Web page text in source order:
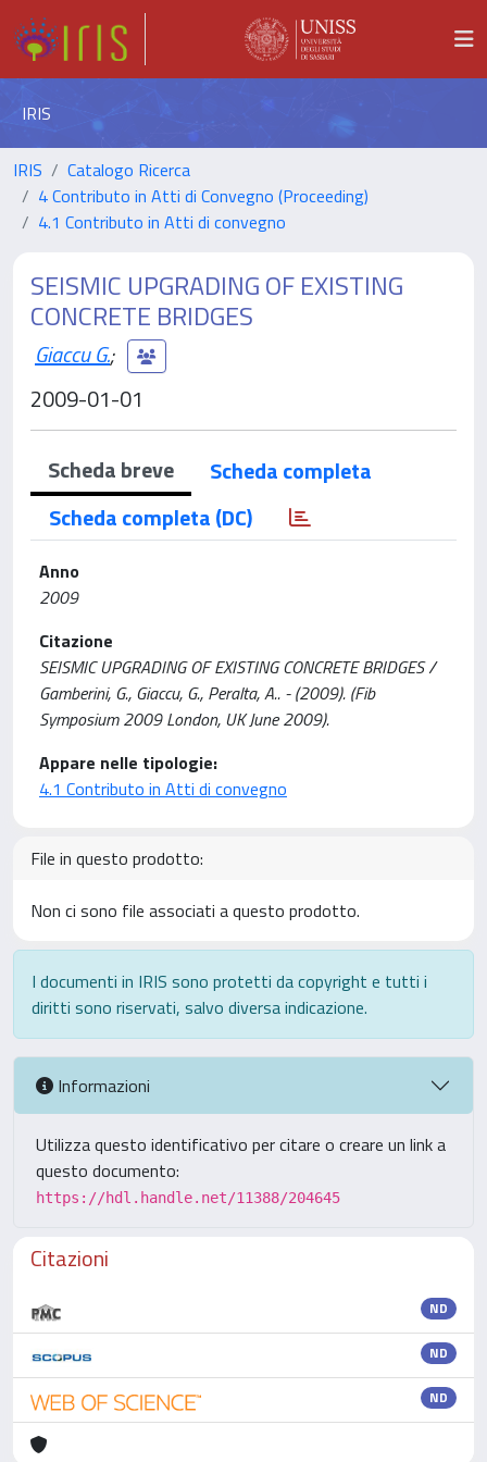
IRIS
IRIS
Catalogo Ricerca
4 Contributo in Atti di Convegno (Proceeding)
4.1 Contributo in Atti di convegno
SEISMIC UPGRADING OF EXISTING
CONCRETE BRIDGES
Giaccu G.;
2009-01-01
Scheda breve
Scheda completa
Scheda completa (DC)
Anno
2009
Citazione
SEISMIC UPGRADING OF EXISTING CONCRETE BRIDGES /
Gamberini, G., Giaccu, G., Peralta, A.. - (2009). (Fib
Symposium 2009 London, UK June 2009).
Appare nelle tipologie:
4.1 Contributo in Atti di convegno
File in questo prodotto:
Non ci sono file associati a questo prodotto.
I documenti in IRIS sono protetti da copyright e tutti i
diritti sono riservati, salvo diversa indicazione.
Informazioni
Utilizza questo identificativo per citare o creare un link a
questo documento:
https://hdl.handle.net/11388/204645
Citazioni
ND
ND
ND